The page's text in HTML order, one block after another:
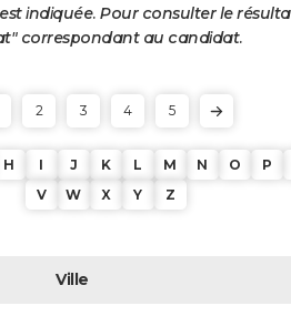
indiquée. Pour consulter le
correspondant au candidat.
2 3 4 5
H I J K L M N O P
V
W X Y Z
Ville